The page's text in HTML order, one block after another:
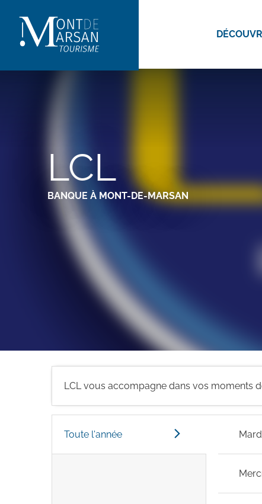
contenu
principal
LCL
BANQUE À MONT-DE-MARSAN
LCL vous accompagne dans vos moments
Toute l'année